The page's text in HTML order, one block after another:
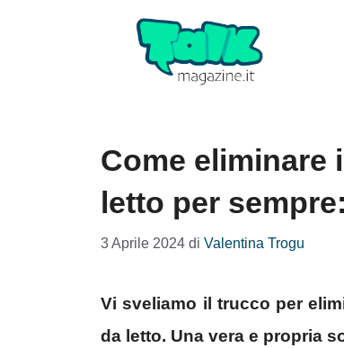
Come eliminare
letto per
3 Aprile 2024 di Valentina Trogu
Vi sveliamo il trucco per
da letto. Una vera e propria